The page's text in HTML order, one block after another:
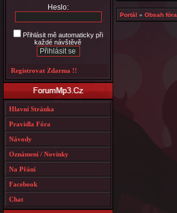
Portál »Obsah fóra
Heslo:
Přihlásit mě automaticky při
každé návštěvě
Registrovat Zdarma !!
Hlavní Stránka
Pravidla Fóra
Návody
Oznámení / Novinky
Na Přání
Facebook
Chat